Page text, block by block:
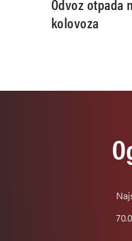
Odvoz otpada
kolovoza